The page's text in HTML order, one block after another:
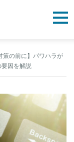
策の前に】パワハラが
因を解説